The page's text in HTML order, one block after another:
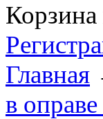
Корзина
Главная
в